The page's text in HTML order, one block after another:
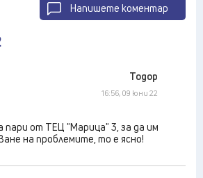
Напишете коментар
Тодор
16:56, 09 юни 22
пари от ТЕЦ "Марица" 3, за да им
на проблемите, то е ясно!